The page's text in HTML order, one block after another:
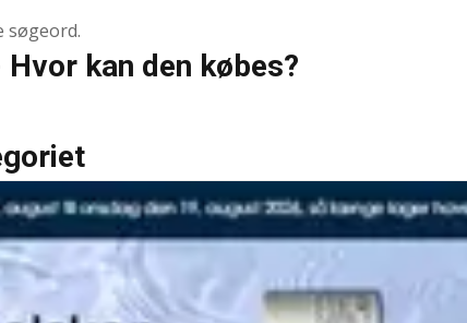
søgeord.
kan den købes?